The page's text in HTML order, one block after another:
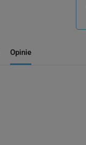
Opinie